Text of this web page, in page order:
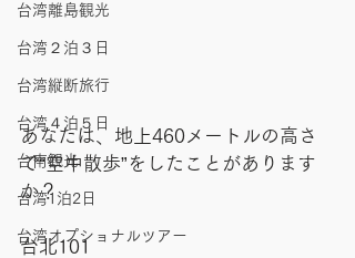
台湾離島観光
台湾２泊３日
台湾縦断旅行
台湾４泊５日
台南観光
台湾1泊2日
台湾オプショナルツアー
あなたは、地上460メートルの高さ
で“空中散歩”をしたことがあります
か？
台北101